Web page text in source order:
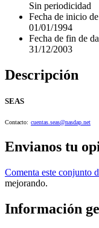
Sin periodicidad
Fecha de inicio
01/01/1994
Fecha de fin de
31/12/2003
Descripción
SEAS
Contacto: cuentas.seas@nasdap.net
Envianos tu
Comenta este conjunto
mejorando.
Información